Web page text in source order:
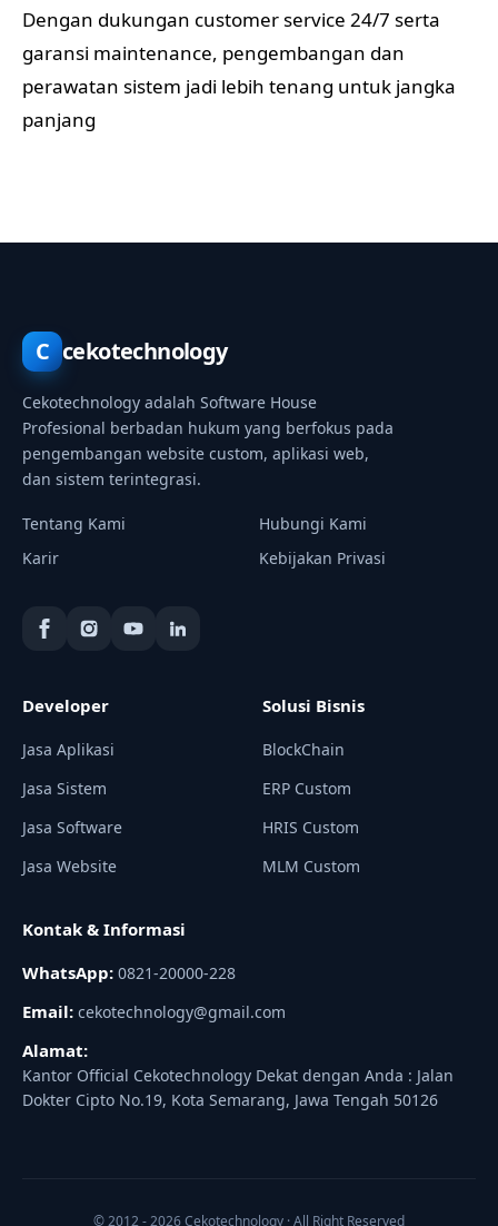
Dengan dukungan customer service 24/7 serta
garansi maintenance, pengembangan dan
perawatan sistem jadi lebih tenang untuk jangka
panjang
C cekotechnology
Cekotechnology adalah Software House
Profesional berbadan hukum yang berfokus pada
pengembangan website custom, aplikasi web,
dan sistem terintegrasi.
Tentang Kami
Hubungi Kami
Karir
Kebijakan Privasi
Developer
Jasa Aplikasi
Jasa Sistem
Jasa Software
Jasa Website
Solusi Bisnis
BlockChain
ERP Custom
HRIS Custom
MLM Custom
Kontak & Informasi
WhatsApp: 0821-20000-228
Email: cekotechnology@gmail.com
Alamat:
Kantor Official Cekotechnology Dekat dengan Anda : Jalan
Dokter Cipto No.19, Kota Semarang, Jawa Tengah 50126
© 2012 - 2026 Cekotechnology · All Right Reserved